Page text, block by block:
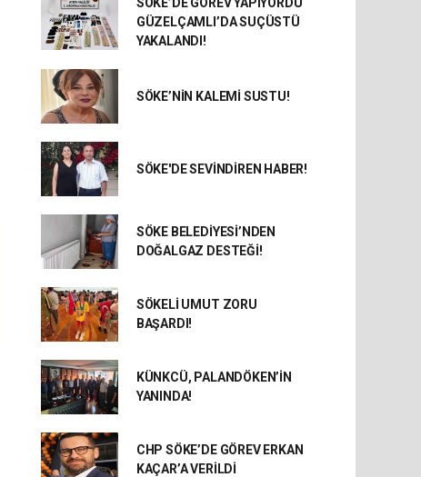
GÜZELÇAMLI’DA SUÇÜSTÜ
YAKALANDI!
SÖKE’NİN KALEMİ SUSTU!
SÖKE'DE SEVİNDİREN HABER!
SÖKE BELEDİYESİ’NDEN
DOĞALGAZ DESTEĞİ!
SÖKELİ UMUT ZORU
BAŞARDI!
KÜNKCÜ, PALANDÖKEN’İN
YANINDA!
CHP SÖKE’DE GÖREV ERKAN
KAÇAR’A VERİLDİ